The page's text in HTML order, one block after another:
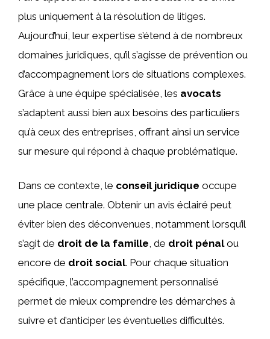
plus uniquement à la résolution de litiges.
Aujourd’hui, leur expertise s’étend à de nombreux
domaines juridiques, qu’il s’agisse de prévention ou
d’accompagnement lors de situations complexes.
Grâce à une équipe spécialisée, les avocats
s’adaptent aussi bien aux besoins des particuliers
qu’à ceux des entreprises, offrant ainsi un service
sur mesure qui répond à chaque problématique.
Dans ce contexte, le conseil juridique occupe
une place centrale. Obtenir un avis éclairé peut
éviter bien des déconvenues, notamment lorsqu’il
s’agit de droit de la famille, de droit pénalou
encore de droit social. Pour chaque situation
spécifique, l’accompagnement personnalisé
permet de mieux comprendre les démarches à
suivre et d’anticiper les éventuelles difficultés.